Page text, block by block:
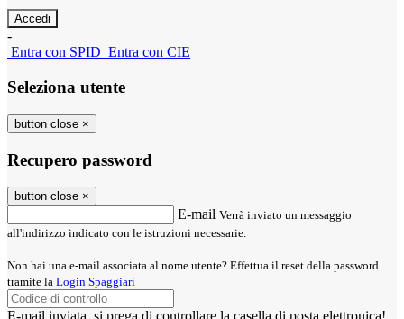
-
Entra con SPID Entra con CIE
Seleziona utente
button close ×
Recupero password
button close ×
E-mail Verrà inviato un messaggio
all'indirizzo indicato con le istruzioni necessarie.
Non hai una e-mail associata al nome utente? Effettua il reset della password
tramite la Login Spaggiari